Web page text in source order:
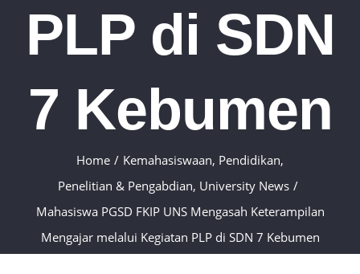
PLP di SDN
7 Kebumen
Home / Kemahasiswaan, Pendidikan,
Penelitian & Pengabdian, University News /
Mahasiswa PGSD FKIP UNS Mengasah Keterampilan
Mengajar melalui Kegiatan PLP di SDN 7 Kebumen